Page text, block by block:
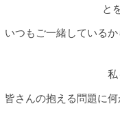
と
いつもご一緒している
皆さんの抱える問題に